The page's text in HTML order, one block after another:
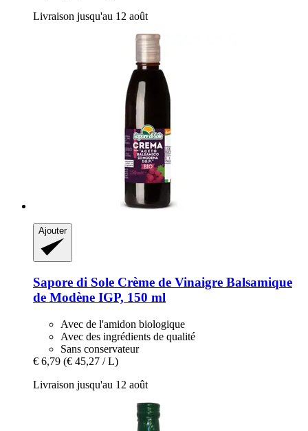
Livraison jusqu'au 12 août
Ajouter
Sapore di Sole Crème de Vinaigre Balsamique
de Modène IGP, 150 ml
Avec de l'amidon biologique
Avec des ingrédients de qualité
Sans conservateur
€ 6,79 (€ 45,27 / L)
Livraison jusqu'au 12 août